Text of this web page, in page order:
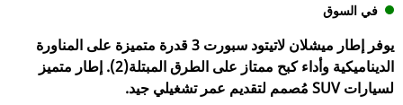
في السوق
يوفر إطار ميشلان لاتيتود سبورت 3 قدرة متميزة على المناورة
الديناميكية وأداء كبح ممتاز على الطرق المبتلة(2). إطار متميز
لسيارات SUV مُصمم لتقديم عمر تشغيلي جيد.